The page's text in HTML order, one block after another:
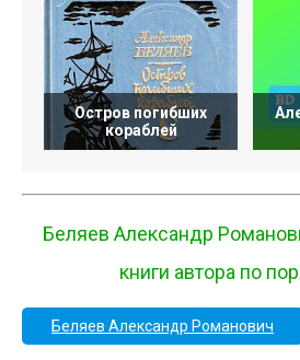
Остров погибших
кораблей
Беляев Александр
книги автора по
Беляев Александр Романович